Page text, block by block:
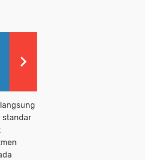
standar